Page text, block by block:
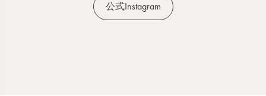
公式Instagram